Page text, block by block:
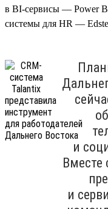
в BI-сервисы — Power
системы для HR —
и
Вместе
и